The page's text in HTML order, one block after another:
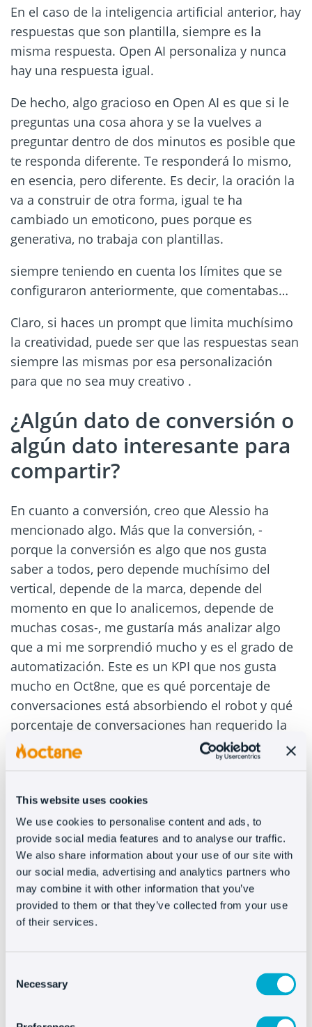
This website uses cookies
We use cookies to personalise content and ads, to
provide social media features and to analyse our traffic.
We also share information about your use of our site with
our social media, advertising and analytics partners who
may combine it with other information that you’ve
provided to them or that they’ve collected from your use
of their services.
Selection
Necessary
En el caso de la inteligencia artificial anterior, hay
respuestas que son plantilla, siempre es la
misma respuesta. Open AI personaliza y nunca
hay una respuesta igual.
De hecho, algo gracioso en Open AI es que si le
preguntas una cosa ahora y se la vuelves a
preguntar dentro de dos minutos es posible que
te responda diferente. Te responderá lo mismo,
en esencia, pero diferente. Es decir, la oración la
va a construir de otra forma, igual te ha
cambiado un emoticono, pues porque es
generativa, no trabaja con plantillas.
siempre teniendo en cuenta los límites que se
configuraron anteriormente, que comentabas…
Claro, si haces un prompt que limita muchísimo
la creatividad, puede ser que las respuestas sean
siempre las mismas por esa personalización
para que no sea muy creativo .
¿Algún dato de conversión o
algún dato interesante para
compartir?
En cuanto a conversión, creo que Alessio ha
mencionado algo. Más que la conversión, -
porque la conversión es algo que nos gusta
saber a todos, pero depende muchísimo del
vertical, depende de la marca, depende del
momento en que lo analicemos, depende de
muchas cosas-, me gustaría más analizar algo
que a mi me sorprendió mucho y es el grado de
automatización. Este es un KPI que nos gusta
mucho en Oct8ne, que es qué porcentaje de
conversaciones está absorbiendo el robot y qué
porcentaje de conversaciones han requerido la
intervención de una persona.
segmentar el tipo de conversación, el robot
ahora mismo tiene un grado de automatización
del 70%. Entre el 70% y el 75% en realidad. ¿Qué
significa eso? De 100 conversaciones, 70/75 son
autogestionadas y no requieren de la
intervención de nadie, porque nadie ha
necesitado más ayuda.
comentado, está entrenado para responder
Hemos detectado que solo el 7% requiere la